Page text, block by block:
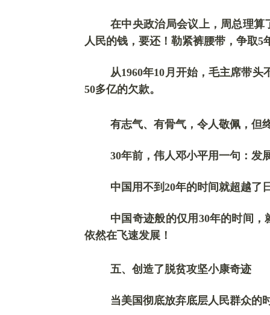
在中央政治局会议上，周总理
人民的钱，要还！勒紧裤腰带，争取5
从1960年10月开始，毛主席带
50多亿的欠款。
有志气、有骨气，令人敬佩，但
30年前，伟人邓小平用一句：发
中国用不到 20年的时间就超越了
中国奇迹般的仅用 30年的时间，
依然在飞速发展！
五、 创造了脱贫攻坚小康奇迹
当美国彻底放弃底层人民群众的